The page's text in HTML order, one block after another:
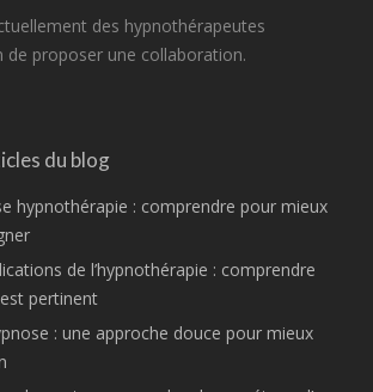
des hypnothérapeutes
de proposer une collaboration.
du blog
hypnothérapie : comprendre pour mieux
de l’hypnothérapie : comprendre
pertinent
: une approche douce pour mieux